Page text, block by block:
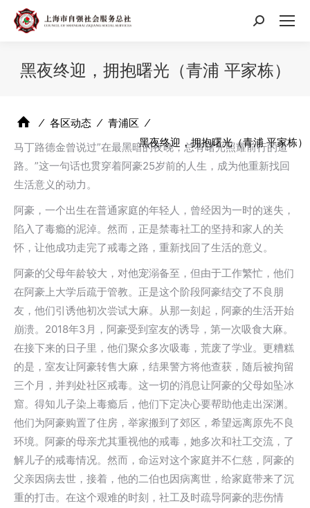
搜
黑夜终迎，拥抱曙光（青浦 平家栋）
⁄ 各区动态 ⁄ 青浦区 ⁄
黑夜终迎，拥抱曙光（青浦 平家栋）
马丁路德金曾说过”在最黑暗的夜晚，总有曙光照耀前行的道
路。”这一句话也贯穿着阿豪25岁前的人生，成为他重新找回
生活意义的动力。
阿豪，一个出生在普通家庭的年轻人，曾经因为一时的迷失，
陷入了毒瘾的泥淖。然而，正是禁毒社工的坚持和家人的关
怀，让他成功走完了戒毒之路，重新找回了生活的意义。
阿豪的父母年龄较大，对他宠溺备至，但由于工作繁忙，他们
在阿豪上大学后疏于管教。正是这个阶段阿豪结交了不良朋
友，他们引诱他初次尝试大麻。从那一刻起，阿豪的生活开始
崩溃。2018年3月，阿豪受到室友的诱导，第一次吸食大麻。
在接下来的日子里，他们聚众多次吸毒，荒废了学业。更糟糕
的是，室友让阿豪转售大麻，结果警方将他查获，随后被拘留
三个月，并判处社区戒毒。这一切的消息让阿豪的父母如坠冰
窟。得知儿子染上毒瘾后，他们下定决心要帮助他走出深渊。
他们为阿豪购置了住房，举家搬到了郊区，希望远离原先不良
环境。阿豪的母亲尤其重视他的戒毒，她多次和社工交流，了
解儿子的戒毒情况。然而，命运对这个家庭并不仁慈，阿豪的
父亲因病去世，接着，他的二伯也因病离世，给家庭带来了沉
重的打击。在这个艰难的时刻，社工及时疏导阿豪的悲伤情